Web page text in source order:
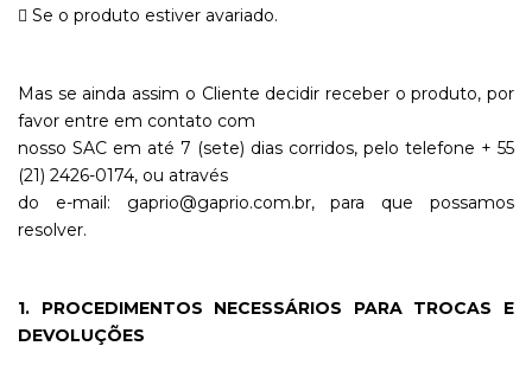
 Se o produto estiver avariado.
Mas se ainda assim o Cliente decidir receber o produto, por
favor entre em contato com
nosso SAC em até 7 (sete) dias corridos, pelo telefone + 55
(21) 2426-0174, ou através
do e-mail: gaprio@gaprio.com.br, para que possamos
resolver.
1. PROCEDIMENTOS NECESSÁRIOS PARA TROCAS E
DEVOLUÇÕES